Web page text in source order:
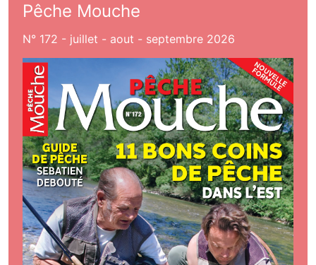
Pêche Mouche
N° 172 - juillet - aout - septembre 2026